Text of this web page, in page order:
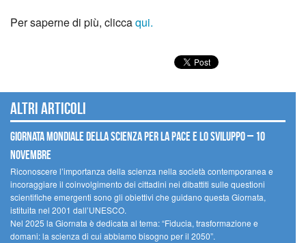
Per saperne di più, cliccaqui.
Altri articoli
Giornata mondiale della scienza per la pace e lo sviluppo – 10
novembre
Riconoscere l’importanza della scienza nella società contemporanea e
incoraggiare il coinvolgimento dei cittadini nei dibattiti sulle questioni
scientifiche emergenti sono gli obiettivi che guidano questa Giornata,
istituita nel 2001 dall’UNESCO.
Nel 2025 la Giornata è dedicata al tema: “Fiducia, trasformazione e
domani: la scienza di cui abbiamo bisogno per il 2050”.